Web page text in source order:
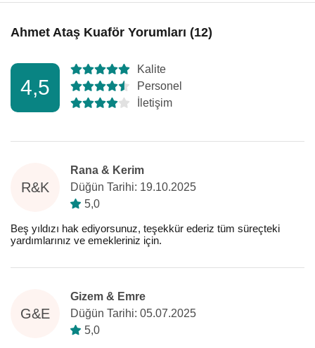
Ahmet Ataş Kuaför Yorumları (12)
4,5
Kalite
Personel
İletişim
R&K
Rana & Kerim
Düğün Tarihi: 19.10.2025
5,0
Beş yıldızı hak ediyorsunuz, teşekkür ederiz tüm süreçteki
yardımlarınız ve emekleriniz için.
G&E
Gizem & Emre
Düğün Tarihi: 05.07.2025
5,0